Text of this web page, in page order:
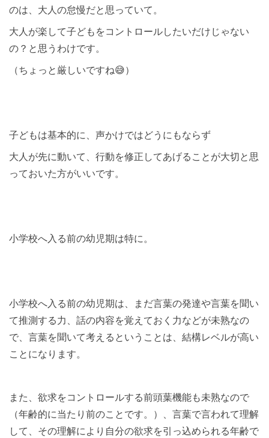
のは、大人の怠慢だと思っていて。
大人が楽して子どもをコントロールしたいだけじゃない
の？と思うわけです。
（ちょっと厳しいですね😅）
子どもは基本的に、声かけではどうにもならず
大人が先に動いて、行動を修正してあげることが大切と思
っておいた方がいいです。
小学校へ入る前の幼児期は特に。
小学校へ入る前の幼児期は、まだ言葉の発達や言葉を聞い
て推測する力、話の内容を覚えておく力などが未熟なの
で、言葉を聞いて考えるということは、結構レベルが高い
ことになります。
また、欲求をコントロールする前頭葉機能も未熟なので
（年齢的に当たり前のことです。）、言葉で言われて理解
して、その理解により自分の欲求を引っ込められる年齢で